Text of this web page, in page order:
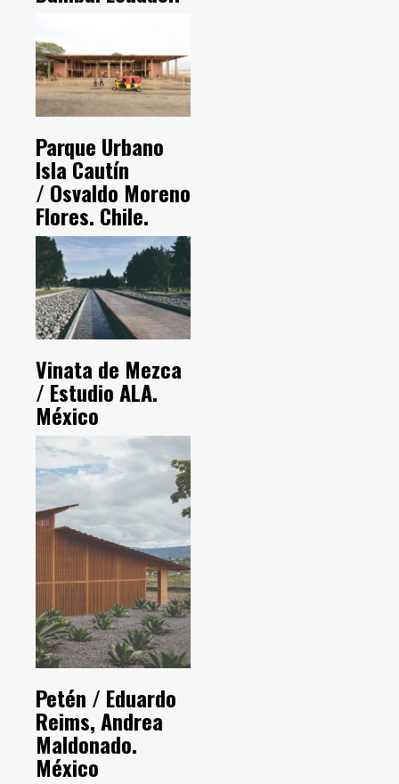
Parque Urbano
Isla Cautín
/ Osvaldo Moreno
Flores. Chile.
Vinata de Mezca
/ Estudio ALA.
México
Petén / Eduardo
Reims, Andrea
Maldonado.
México